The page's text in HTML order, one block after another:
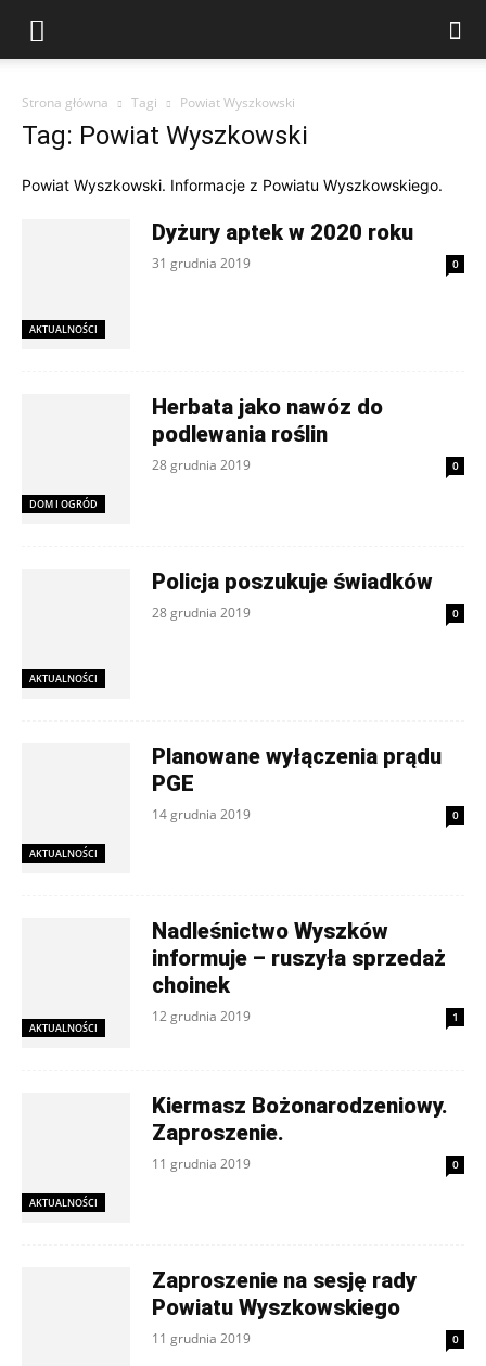
Strona główna Tagi Powiat Wyszkowski
Tag: Powiat Wyszkowski
Powiat Wyszkowski. Informacje z Powiatu Wyszkowskiego.
AKTUALNOŚCI
Dyżury aptek w 2020 roku
31 grudnia 2019 0
DOM I OGRÓD
Herbata jako nawóz do
podlewania roślin
28 grudnia 2019 0
AKTUALNOŚCI
Policja poszukuje świadków
28 grudnia 2019 0
AKTUALNOŚCI
Planowane wyłączenia prądu
PGE
14 grudnia 2019 0
AKTUALNOŚCI
Nadleśnictwo Wyszków
informuje – ruszyła sprzedaż
choinek
12 grudnia 2019 1
AKTUALNOŚCI
Kiermasz Bożonarodzeniowy.
Zaproszenie.
11 grudnia 2019 0
Zaproszenie na sesję rady
Powiatu Wyszkowskiego
11 grudnia 2019 0